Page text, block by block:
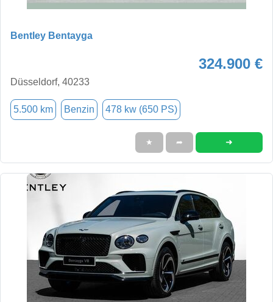
Bentley Bentayga
324.900 €
Düsseldorf, 40233
5.500 km Benzin 478 kw (650 PS)
★ ➦ ➜